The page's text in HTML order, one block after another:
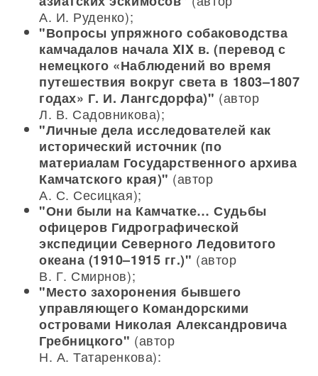
А. И. Руденко);
"Вопросы упряжного собаководства
камчадалов начала XIX в. (перевод с
немецкого «Наблюдений во время
путешествия вокруг света в 1803–1807
годах» Г. И. Лангсдорфа)" (автор
Л. В. Садовникова);
"Личные дела исследователей как
исторический источник (по
материалам Государственного архива
Камчатского края)" (автор
А. С. Сесицкая);
"Они были на Камчатке… Судьбы
офицеров Гидрографической
экспедиции Северного Ледовитого
океана (1910–1915 гг.)" (автор
В. Г. Смирнов);
"Место захоронения бывшего
управляющего Командорскими
островами Николая Александровича
Гребницкого" (автор
Н. А. Татаренкова):